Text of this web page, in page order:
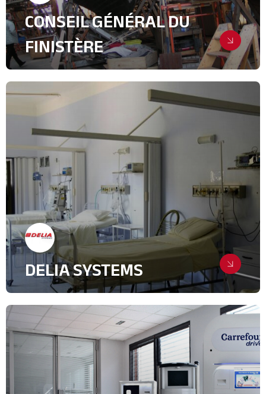
CONSEIL GÉNÉRAL DU
FINISTÈRE
Des accueils presse industriels au
Relations Presse
Collectivités Territoriales
Industrie, intralogistique & Services
B2B
IT & High Tech
DELIA SYSTEMS
Monter un voyage de presse
Relations Presse IT & High Tech